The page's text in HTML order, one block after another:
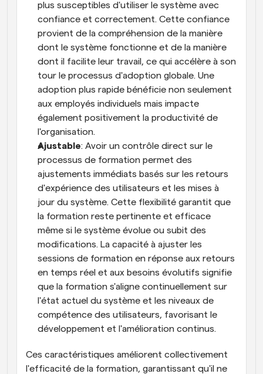
plus susceptibles d'utiliser le système avec
confiance et correctement. Cette confiance
provient de la compréhension de la manière
dont le système fonctionne et de la manière
dont il facilite leur travail, ce qui accélère à son
tour le processus d'adoption globale. Une
adoption plus rapide bénéficie non seulement
aux employés individuels mais impacte
également positivement la productivité de
l'organisation.
Ajustable: Avoir un contrôle direct sur le
processus de formation permet des
ajustements immédiats basés sur les retours
d'expérience des utilisateurs et les mises à
jour du système. Cette flexibilité garantit que
la formation reste pertinente et efficace
même si le système évolue ou subit des
modifications. La capacité à ajuster les
sessions de formation en réponse aux retours
en temps réel et aux besoins évolutifs signifie
que la formation s'aligne continuellement sur
l'état actuel du système et les niveaux de
compétence des utilisateurs, favorisant le
développement et l'amélioration continus.
Ces caractéristiques améliorent collectivement
l'efficacité de la formation, garantissant qu'il ne